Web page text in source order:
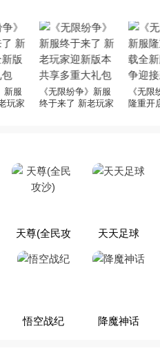
新服
玩家
《无限纷争》新服
终于来了 新老玩家
《无
隆重开
天尊(全民攻
沙)
天天足球
悟空战纪 降魔神话